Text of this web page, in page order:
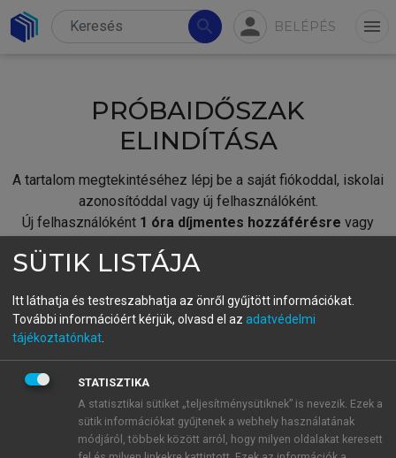
search person BELÉPÉS menu
PRÓBAIDŐSZAK
ELINDÍTÁSA
A tartalom megtekintéséhez lépj be a saját fiókoddal, iskolai
azonosítóddal vagy új felhasználóként.
Új felhasználóként 1 óra díjmentes hozzáférésre vagy
fiókoddal,vagy hozz létre új fiókot.
A regisztráció után apróbaidőszakautomatikusan
BELÉPÉS SAJÁT FIÓKKAL
ÚJ FIÓK LÉTREHOZÁSA
SÜTIK LISTÁJA
Itt láthatja és testreszabhatja az önről gyűjtött információkat.
További információért kérjük, olvasd el az adatvédelmi
tájékoztatónkat
STATISZTIKA
A statisztikai sütiket „teljesítménysütiknek” is nevezik. Ezek a
sütik információkat gyűjtenek a webhely használatának
módjáról, többek között arról, hogy milyen oldalakat keresett